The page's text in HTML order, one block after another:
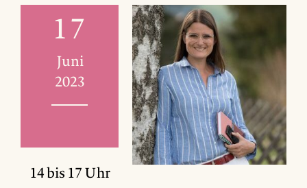
17
Juni
2023
14 bis 17 Uhr